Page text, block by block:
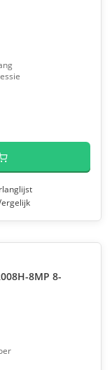
8MP 8-